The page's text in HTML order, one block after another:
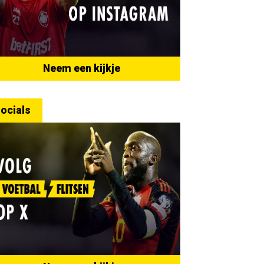
Neem een kijkje